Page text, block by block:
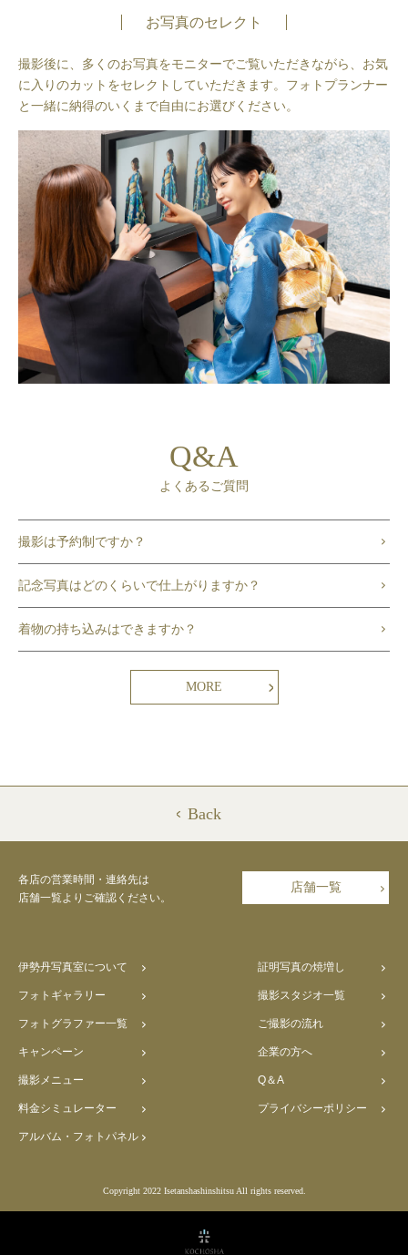
お写真のセレクト
撮影後に、多くのお写真をモニターでご覧いただきながら、お気
に入りのカットをセレクトしていただきます。フォトプランナー
と一緒に納得のいくまで自由にお選びください。
Q&A
よくあるご質問
撮影は予約制ですか？
記念写真はどのくらいで仕上がりますか？
着物の持ち込みはできますか？
MORE
Back
各店の営業時間・連絡先は
店舗一覧よりご確認ください。
店舗一覧
伊勢丹写真室について 証明写真の焼増し
フォトギャラリー 撮影スタジオ一覧
フォトグラファー一覧 ご撮影の流れ
キャンペーン 企業の方へ
撮影メニュー Q＆A
料金シミュレーター プライバシーポリシー
アルバム・フォトパネル
Copyright 2022 Isetanshashinshitsu All rights reserved.